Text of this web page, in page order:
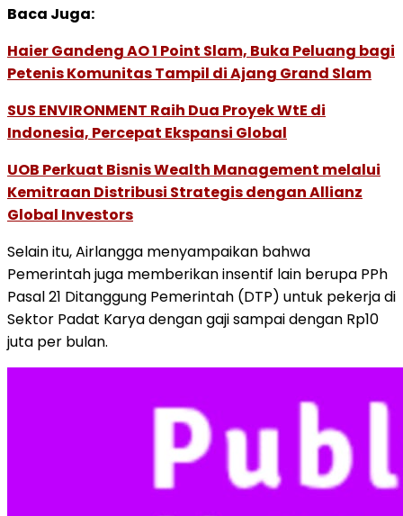
Baca Juga:
Haier Gandeng AO 1 Point Slam, Buka Peluang bagi
Petenis Komunitas Tampil di Ajang Grand Slam
SUS ENVIRONMENT Raih Dua Proyek WtE di
Indonesia, Percepat Ekspansi Global
UOB Perkuat Bisnis Wealth Management melalui
Kemitraan Distribusi Strategis dengan Allianz
Global Investors
Selain itu, Airlangga menyampaikan bahwa
Pemerintah juga memberikan insentif lain berupa PPh
Pasal 21 Ditanggung Pemerintah (DTP) untuk pekerja di
Sektor Padat Karya dengan gaji sampai dengan Rp10
juta per bulan.